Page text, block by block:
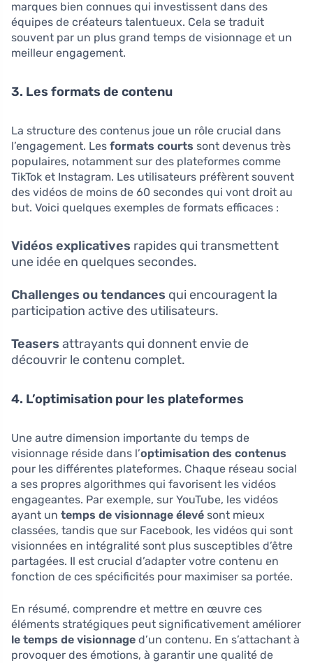
marques bien connues qui investissent dans des
équipes de créateurs talentueux. Cela se traduit
souvent par un plus grand temps de visionnage et un
meilleur engagement.
3. Les formats de contenu
La structure des contenus joue un rôle crucial dans
l’engagement. Les formats courts sont devenus très
populaires, notamment sur des plateformes comme
TikTok et Instagram. Les utilisateurs préfèrent souvent
des vidéos de moins de 60 secondes qui vont droit au
but. Voici quelques exemples de formats efficaces :
Vidéos explicatives rapides qui transmettent
une idée en quelques secondes.
Challenges ou tendances qui encouragent la
participation active des utilisateurs.
Teasers attrayants qui donnent envie de
découvrir le contenu complet.
4. L’optimisation pour les plateformes
Une autre dimension importante du temps de
visionnage réside dans l’optimisation des contenus
pour les différentes plateformes. Chaque réseau social
a ses propres algorithmes qui favorisent les vidéos
engageantes. Par exemple, sur YouTube, les vidéos
ayant un temps de visionnage élevé sont mieux
classées, tandis que sur Facebook, les vidéos qui sont
visionnées en intégralité sont plus susceptibles d’être
partagées. Il est crucial d’adapter votre contenu en
fonction de ces spécificités pour maximiser sa portée.
En résumé, comprendre et mettre en œuvre ces
éléments stratégiques peut significativement améliorer
le temps de visionnage d’un contenu. En s’attachant à
provoquer des émotions, à garantir une qualité de